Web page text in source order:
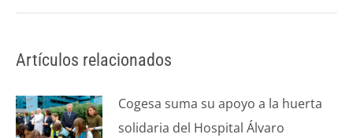
Artículos relacionados
Cogesa suma su apoyo a la huerta
solidaria del Hospital Álvaro